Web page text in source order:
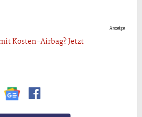
Anzeige
Kosten-Airbag? Jetzt